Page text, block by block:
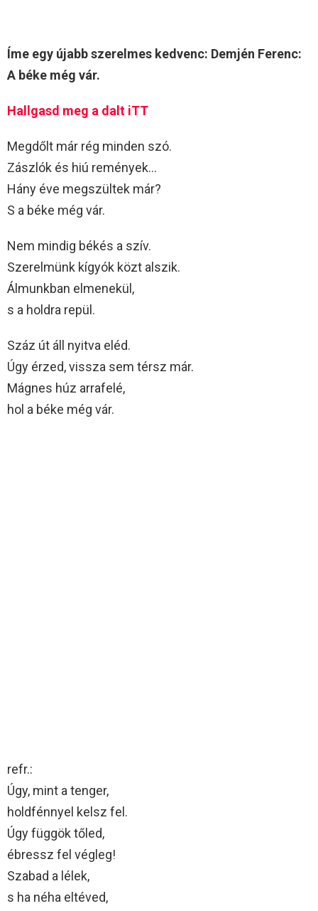
Íme egy újabb szerelmes kedvenc: Demjén Ferenc:
A béke még vár.
Hallgasd meg a dalt iTT
Megdőlt már rég minden szó.
Zászlók és hiú remények…
Hány éve megszültek már?
S a béke még vár.
Nem mindig békés a szív.
Szerelmünk kígyók közt alszik.
Álmunkban elmenekül,
s a holdra repül.
Száz út áll nyitva eléd.
Úgy érzed, vissza sem térsz már.
Mágnes húz arrafelé,
hol a béke még vár.
refr.:
Úgy, mint a tenger,
holdfénnyel kelsz fel.
Úgy függök tőled,
ébressz fel végleg!
Szabad a lélek,
s ha néha eltéved,